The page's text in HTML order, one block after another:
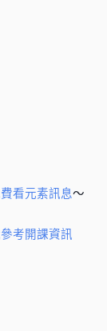
看元素訊息～
考開課資訊